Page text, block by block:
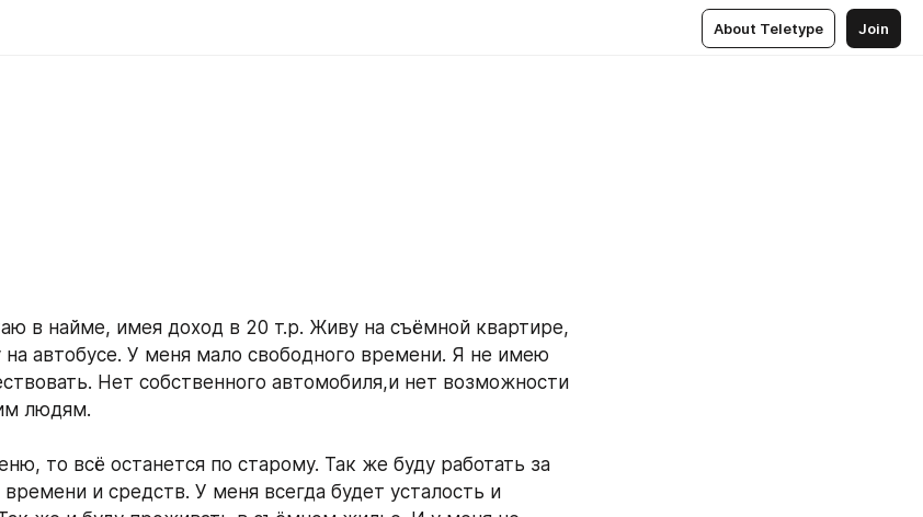
About Teletype Join
в найме, имея доход в 20 т.р. Живу на съёмной квартире,
на автобусе. У меня мало свободного времени. Я не имею
Нет собственного автомобиля,и нет возможности
людям.
то всё останется по старому. Так же буду работать за
времени и средств. У меня всегда будет усталость и